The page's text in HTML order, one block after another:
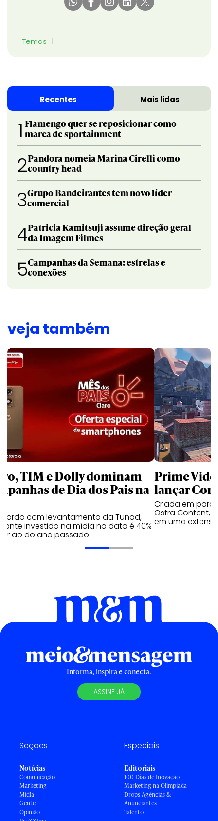
Temas
Recentes Mais lidas
1 Flamengo quer se reposicionar como
marca de sportainment
2Pandora nomeia Marina Cirelli como
country head
3Grupo Bandeirantes tem novo líder
comercial
4Patricia Kamitsuji assume direção geral
da Imagem Filmes
5Campanhas da Semana: estrelas e
conexões
veja também
TIM e Dolly dominam
de Dia dos Pais na
com levantamento da Tunad,
investido na mídia na data é 40%
ao do ano passado
Prime
lançar
Criada em
Ostra Content,
em uma
Informa, inspira e conecta.
ASSINE JÁ
Seções
Notícias
Comunicação
Marketing
Mídia
Gente
Opinião
Especiais
Editoriais
100 Dias de Inovação
Marketing na Olimpíada
Drops Agências &
Anunciantes
Talento